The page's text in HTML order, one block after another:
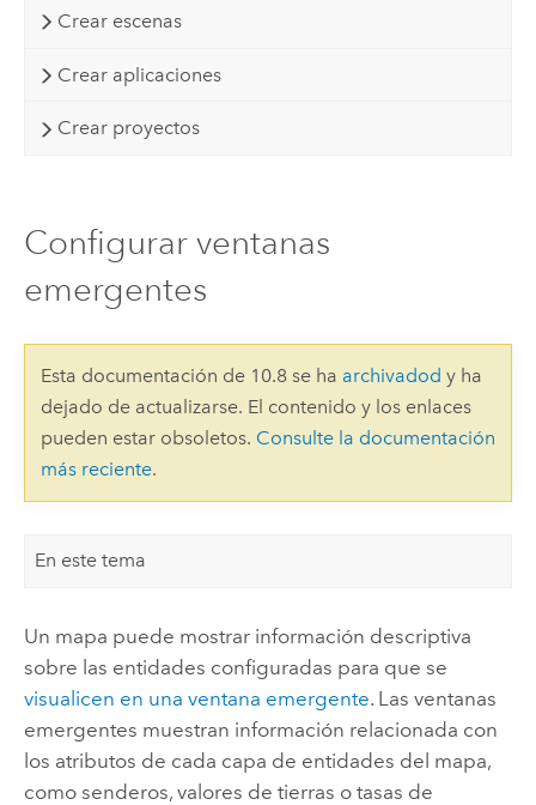
Crear escenas
Crear aplicaciones
Crear proyectos
Configurar ventanas
emergentes
Esta documentación de 10.8 se ha archivadod y ha
dejado de actualizarse. El contenido y los enlaces
pueden estar obsoletos. Consulte la documentación
más reciente.
En este tema
Un mapa puede mostrar información descriptiva
sobre las entidades configuradas para que se
visualicen en una ventana emergente. Las ventanas
emergentes muestran información relacionada con
los atributos de cada capa de entidades del mapa,
como senderos, valores de tierras o tasas de